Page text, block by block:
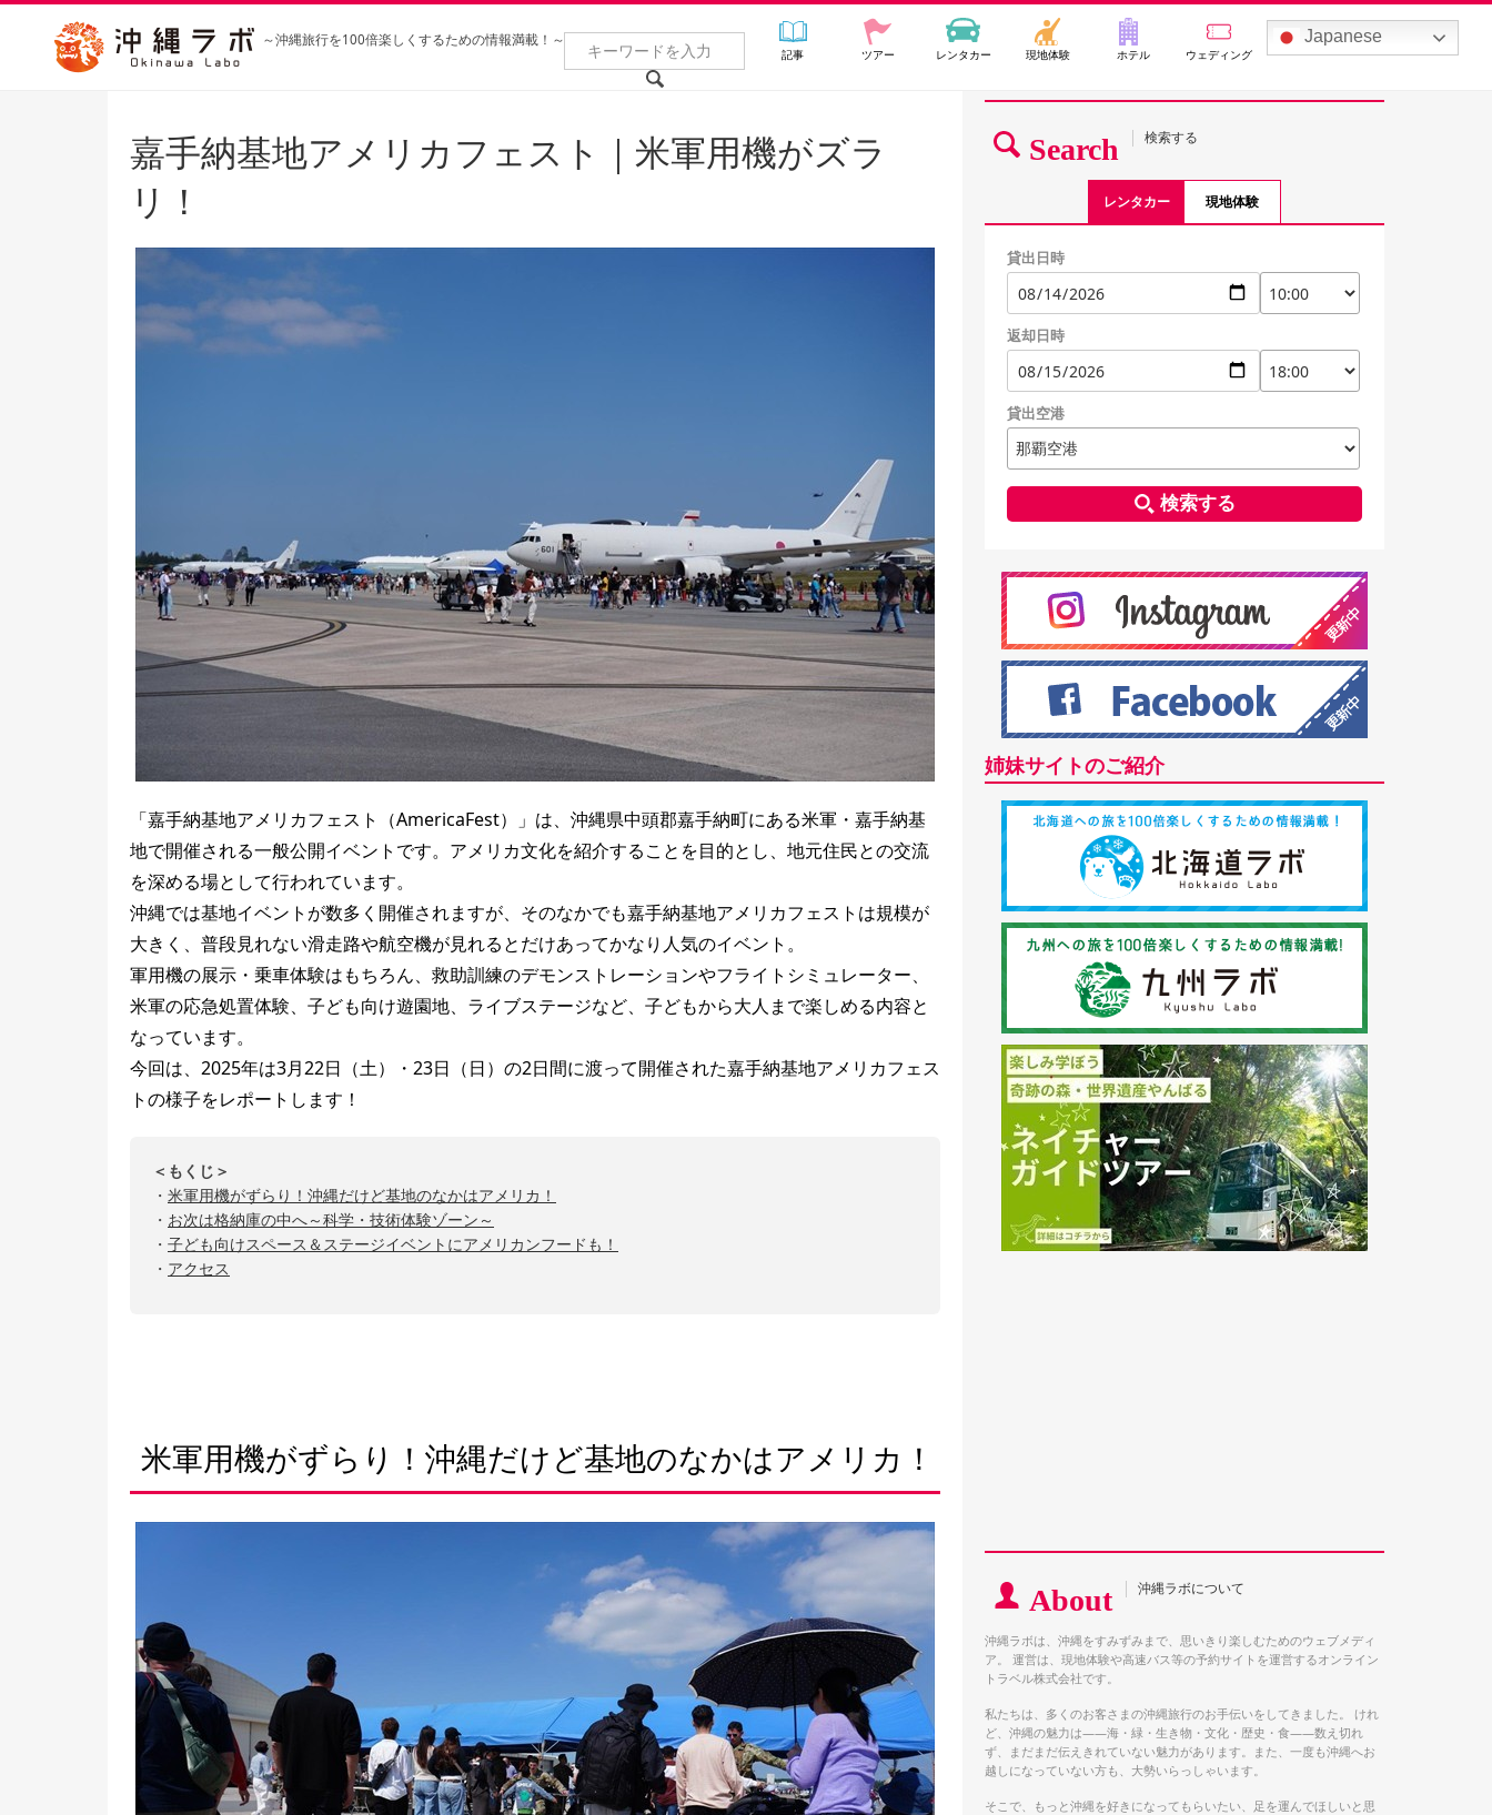
～沖縄旅行を100倍楽しくするための情報満載！～ Japanese
記事 ツアー レンタカー 現地体験 ホテル ウェディング
嘉手納基地アメリカフェスト｜米軍用機がズラ
リ！
「嘉手納基地アメリカフェスト（AmericaFest）」は、沖縄県中頭郡嘉手納町にある米軍・嘉手納基
地で開催される一般公開イベントです。アメリカ文化を紹介することを目的とし、地元住民との交流
を深める場として行われています。
沖縄では基地イベントが数多く開催されますが、そのなかでも嘉手納基地アメリカフェストは規模が
大きく、普段見れない滑走路や航空機が見れるとだけあってかなり人気のイベント。
軍用機の展示・乗車体験はもちろん、救助訓練のデモンストレーションやフライトシミュレーター、
米軍の応急処置体験、子ども向け遊園地、ライブステージなど、子どもから大人まで楽しめる内容と
なっています。
今回は、2025年は3月22日（土）・23日（日）の2日間に渡って開催された嘉手納基地アメリカフェス
トの様子をレポートします！
＜もくじ＞
・ 米軍用機がずらり！沖縄だけど基地のなかはアメリカ！
・ お次は格納庫の中へ～科学・技術体験ゾーン～
・ 子ども向けスペース＆ステージイベントにアメリカンフードも！
・ アクセス
米軍用機がずらり！沖縄だけど基地のなかはアメリカ！
Search 検索する
レンタカー 現地体験
貸出日時
返却日時
貸出空港
検索する
姉妹サイトのご紹介
About 沖縄ラボについて
沖縄ラボは、沖縄をすみずみまで、思いきり楽しむためのウェブメディ
ア。 運営は、現地体験や高速バス等の予約サイトを運営するオンライン
トラベル株式会社です。
私たちは、多くのお客さまの沖縄旅行のお手伝いをしてきました。 けれ
ど、沖縄の魅力は――海・緑・生き物・文化・歴史・食――数え切れ
ず、まだまだ伝えきれていない魅力があります。また、一度も沖縄へお
越しになっていない方も、大勢いらっしゃいます。
そこで、もっと沖縄を好きになってもらいたい、足を運んでほしいと思